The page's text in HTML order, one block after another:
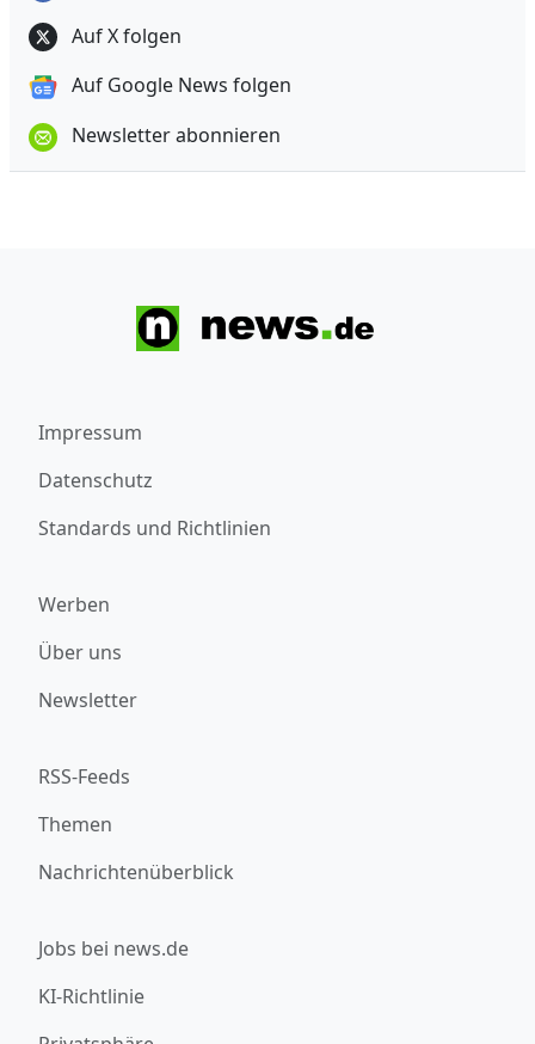
Auf X folgen
Auf Google News folgen
Newsletter abonnieren
Impressum
Datenschutz
Standards und Richtlinien
Werben
Über uns
Newsletter
RSS-Feeds
Themen
Nachrichtenüberblick
Jobs bei news.de
KI-Richtlinie